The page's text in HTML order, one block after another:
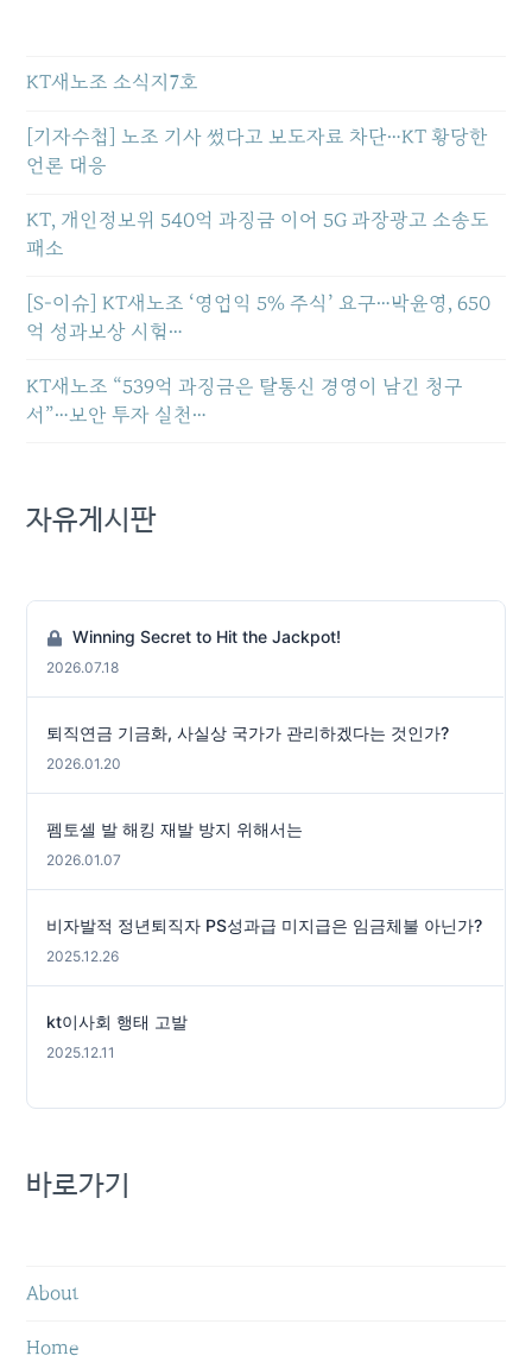
KT새노조 소식지7호
[기자수첩] 노조 기사 썼다고 보도자료 차단…KT 황당한
언론 대응
KT, 개인정보위 540억 과징금 이어 5G 과장광고 소송도
패소
[S-이슈] KT새노조 ‘영업익 5% 주식’ 요구…박윤영, 650
억 성과보상 시험…
KT새노조 “539억 과징금은 탈통신 경영이 남긴 청구
서”…보안 투자 실천…
자유게시판
Winning Secret to Hit the Jackpot!
2026.07.18
퇴직연금 기금화, 사실상 국가가 관리하겠다는 것인가?
2026.01.20
펨토셀 발 해킹 재발 방지 위해서는
2026.01.07
비자발적 정년퇴직자 PS성과급 미지급은 임금체불 아닌가?
2025.12.26
kt이사회 행태 고발
2025.12.11
바로가기
About
Home